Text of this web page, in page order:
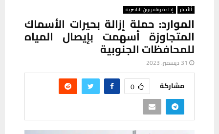
ألأخبار إذاعة وتلفزيون الناصرية
الموارد: حملة إزالة بحيرات الأسماك
المتجاوزة أسهمت بإيصال المياه
للمحافظات الجنوبية
31 ديسمبر، 2023
مشاركة 0